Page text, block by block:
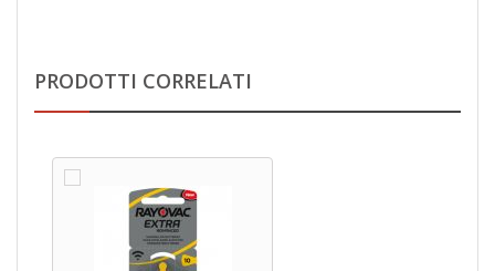
PRODOTTI CORRELATI